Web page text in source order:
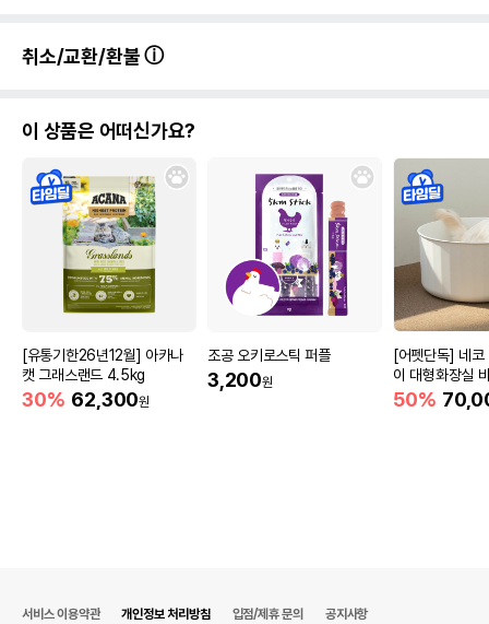
취소/교환/환불
이 상품은 어떠신가요?
[유통기한26년12월] 아카나
캣 그래스랜드 4.5kg
30% 62,300원
조공 오키로스틱 퍼플
3,200원
[어펫단독] 네코
이 대형화장실
50%
서비스 이용약관 개인정보 처리방침 입점/제휴 문의 공지사항